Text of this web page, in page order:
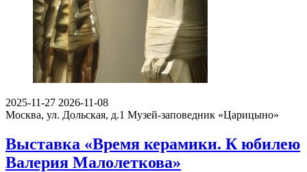
2025-11-27 2026-11-08
Москва, ул. Дольская, д.1 Музей-заповедник «Царицыно»
Выставка «Время керамики. К юбилею
Валерия Малолеткова»